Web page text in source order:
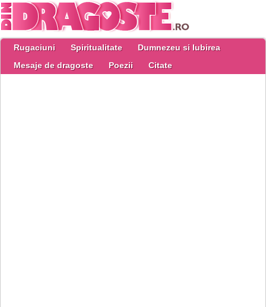
Rugaciuni Spiritualitate
Dumnezeu si Iubirea
Mesaje de dragoste
Poezii Citate